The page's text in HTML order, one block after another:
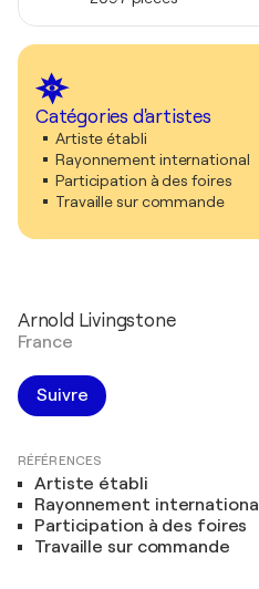
Catégories d'artistes
Artiste établi
Rayonnement international
Participation à des foires
Travaille sur commande
Arnold Livingstone
France
Suivre
RÉFÉRENCES
Artiste établi
Rayonnement international
Participation à des foires
Travaille sur commande